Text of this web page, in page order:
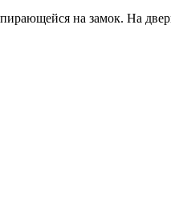
на замок. На